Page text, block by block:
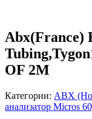
Abx(France)
OF 2M
Категории: ABX
анализатор Micros